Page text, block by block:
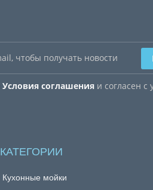
Условия соглашенияи согласен с
КАТЕГОРИИ
Кухонные мойки